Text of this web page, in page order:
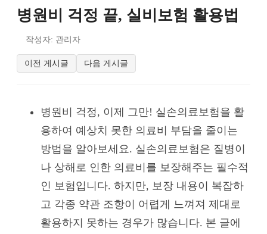
병원비 걱정 끝, 실비보험 활용법
작성자: 관리자
이전 게시글 다음 게시글
병원비 걱정, 이제 그만! 실손의료보험을 활
용하여 예상치 못한 의료비 부담을 줄이는
방법을 알아보세요. 실손의료보험은 질병이
나 상해로 인한 의료비를 보장해주는 필수적
인 보험입니다. 하지만, 보장 내용이 복잡하
고 각종 약관 조항이 어렵게 느껴져 제대로
활용하지 못하는 경우가 많습니다. 본 글에